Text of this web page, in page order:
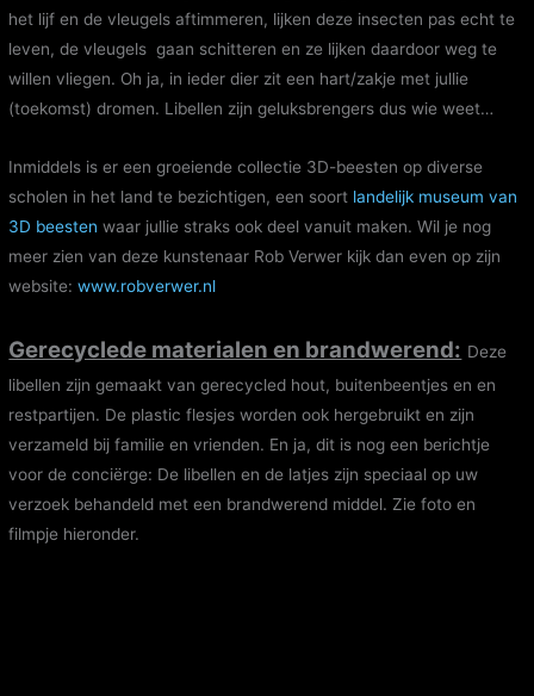
het lijf en de vleugels aftimmeren, lijken deze insecten pas echt te
leven, de vleugels gaan schitteren en ze lijken daardoor weg te
willen vliegen. Oh ja, in ieder dier zit een hart/zakje met jullie
(toekomst) dromen. Libellen zijn geluksbrengers dus wie weet…
Inmiddels is er een groeiende collectie 3D-beesten op diverse
scholen in het land te bezichtigen, een soort landelijk museum van
3D beesten waar jullie straks ook deel vanuit maken. Wil je nog
meer zien van deze kunstenaar Rob Verwer kijk dan even op zijn
website:www.robverwer.nl
Gerecyclede materialen en brandwerend: Deze
libellen zijn gemaakt van gerecycled hout, buitenbeentjes en en
restpartijen. De plastic flesjes worden ook hergebruikt en zijn
verzameld bij familie en vrienden. En ja, dit is nog een berichtje
voor de conciërge: De libellen en de latjes zijn speciaal op uw
verzoek behandeld met een brandwerend middel. Zie foto en
filmpje hieronder.